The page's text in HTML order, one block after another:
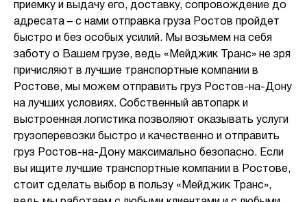
приемку и выдачу его, доставку, сопровождение до
адресата – с нами отправка груза Ростов пройдет
быстро и без особых усилий. Мы возьмем на себя
заботу о Вашем грузе, ведь «Мейджик Транс» не зря
причисляют в лучшие транспортные компании в
Ростове, мы можем отправить груз Ростов-на-Дону
на лучших условиях. Собственный автопарк и
выстроенная логистика позволяют оказывать услуги
грузоперевозки быстро и качественно и отправить
груз Ростов-на-Дону максимально безопасно. Если
вы ищите лучшие транспортные компании в Ростове,
стоит сделать выбор в пользу «Мейджик Транс»,